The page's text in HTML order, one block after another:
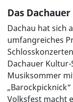
Das
Dachau hat sich
umfangreiches
Dachauer
Musiksommer
Volksfest macht